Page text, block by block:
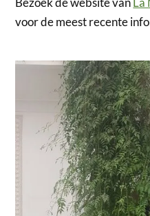
voor de meest recente